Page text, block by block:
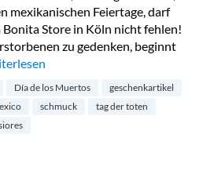
mexikanischen Feiertage, darf
Bonita Store in Köln nicht fehlen!
zu gedenken, beginnt
Bonita im Belgischen Viertel“
Día de los Muertos
geschenkartikel
schmuck
tag der toten